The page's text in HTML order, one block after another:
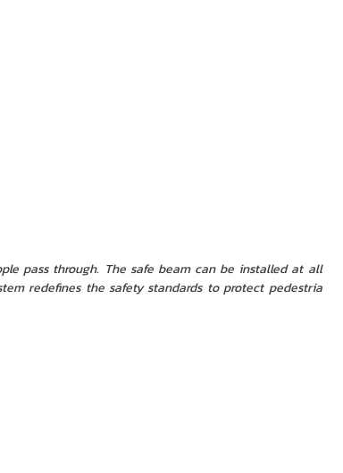
through. The safe beam can be installed at all
redefines the safety standards to protect pedestria